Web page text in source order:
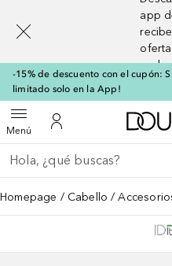
app
-15% de descuento con el cupón:
limitado solo en la App!
MenúAbrir menúMi cuenta
Regresar
Ejecutar búsqueda
Homepage Cabello
[navigation.slideout.screenreader]